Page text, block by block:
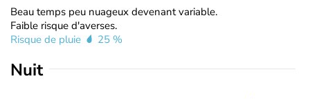
Beau temps peu nuageux devenant variable.
Faible risque d'averses.
Risque de pluie
25 %
Nuit